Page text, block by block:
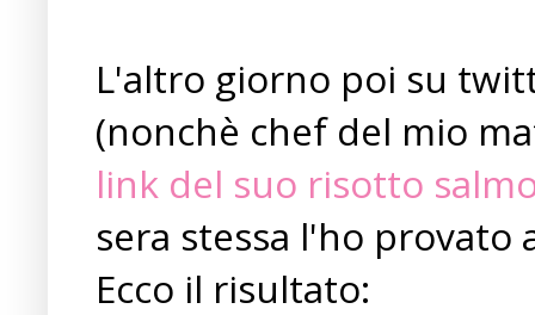
L'altro giorno poi su
(nonchè chef del mio
link del suo risotto
sera stessa l'ho provato
Ecco il risultato: